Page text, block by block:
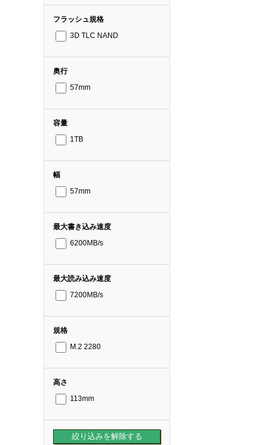
フラッシュ規格
3D TLC NAND
奥行
57mm
容量
1TB
幅
57mm
最大書き込み速度
6200MB/s
最大読み込み速度
7200MB/s
規格
M.2 2280
高さ
113mm